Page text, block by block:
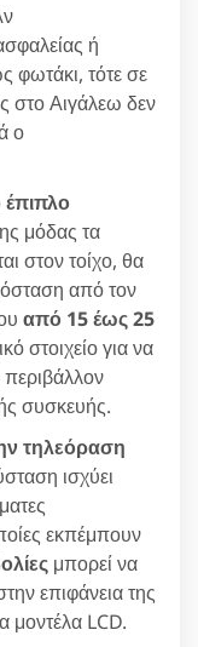
ή
φωτάκι, τότε σε
στο Αιγάλεω δεν
ο
μόδας τα
στον τοίχο, θα
από τον
από 15 έως 25
στοιχείο για να
συσκευής.
τηλεόραση
ισχύει
εκπέμπουν
μπορεί να
επιφάνεια της
μοντέλα LCD.